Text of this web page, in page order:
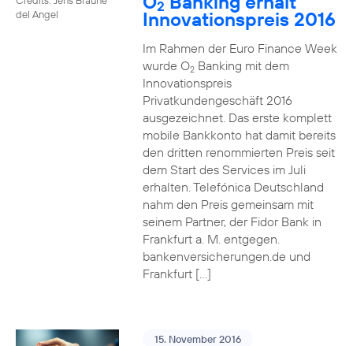
del Angel
2
Innovationspreis 2016
Im Rahmen der Euro Finance Week
wurde O2Banking mit dem
Innovationspreis
Privatkundengeschäft 2016
ausgezeichnet. Das erste komplett
mobile Bankkonto hat damit bereits
den dritten renommierten Preis seit
dem Start des Services im Juli
erhalten. Telefónica Deutschland
nahm den Preis gemeinsam mit
seinem Partner, der Fidor Bank in
Frankfurt a. M. entgegen.
bankenversicherungen.de und
Frankfurt […]
15. November 2016